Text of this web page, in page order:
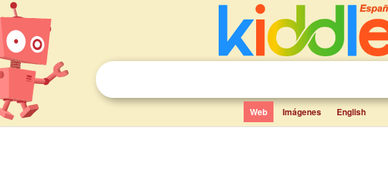
Web Imágenes English